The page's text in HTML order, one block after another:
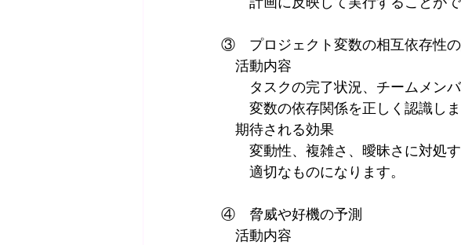
③　プロジェクト変数の相互依存性
活動内容
タスクの完了状況、チームメンバ
変数の依存関係を正しく認識しま
期待される効果
変動性、複雑さ、曖昧さに対処す
適切なものになります。
④　脅威や好機の予測
活動内容